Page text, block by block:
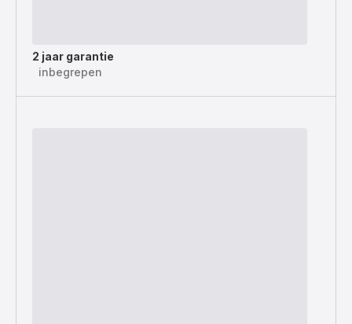
2 jaar garantie
inbegrepen